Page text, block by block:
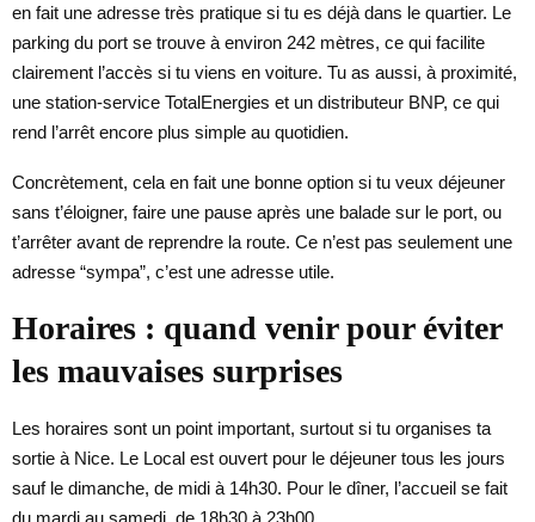
en fait une adresse très pratique si tu es déjà dans le quartier. Le
parking du port se trouve à environ 242 mètres, ce qui facilite
clairement l’accès si tu viens en voiture. Tu as aussi, à proximité,
une station-service TotalEnergies et un distributeur BNP, ce qui
rend l’arrêt encore plus simple au quotidien.
Concrètement, cela en fait une bonne option si tu veux déjeuner
sans t’éloigner, faire une pause après une balade sur le port, ou
t’arrêter avant de reprendre la route. Ce n’est pas seulement une
adresse “sympa”, c’est une adresse utile.
Horaires : quand venir pour éviter
les mauvaises surprises
Les horaires sont un point important, surtout si tu organises ta
sortie à Nice. Le Local est ouvert pour le déjeuner tous les jours
sauf le dimanche, de midi à 14h30. Pour le dîner, l’accueil se fait
du mardi au samedi, de 18h30 à 23h00.